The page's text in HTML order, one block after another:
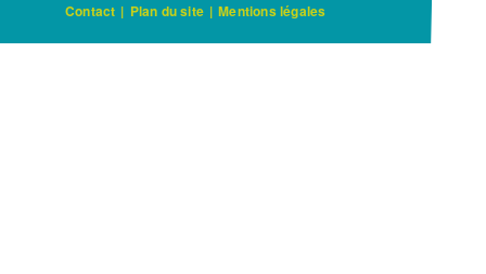
Contact | Plan du site | Mentions légales